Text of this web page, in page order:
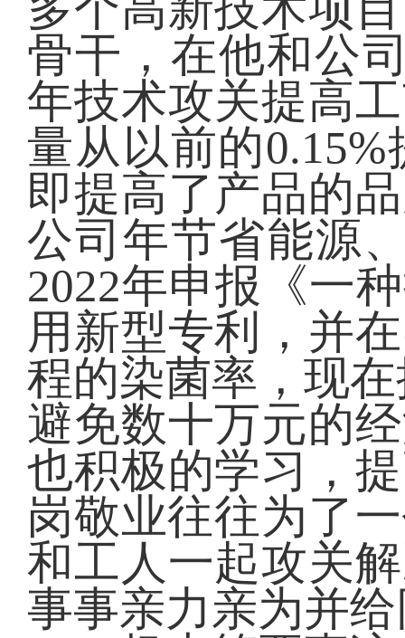
骨干，在他和公
年技术攻关提高
量从以前的
即提高了产品的
公司年节省能源
2022年申报《一
用新型专利，并
程的染菌率，现
避免数十万元的
也积极的学习，
岗敬业往往为了
和工人一起攻关
事事亲力亲为并